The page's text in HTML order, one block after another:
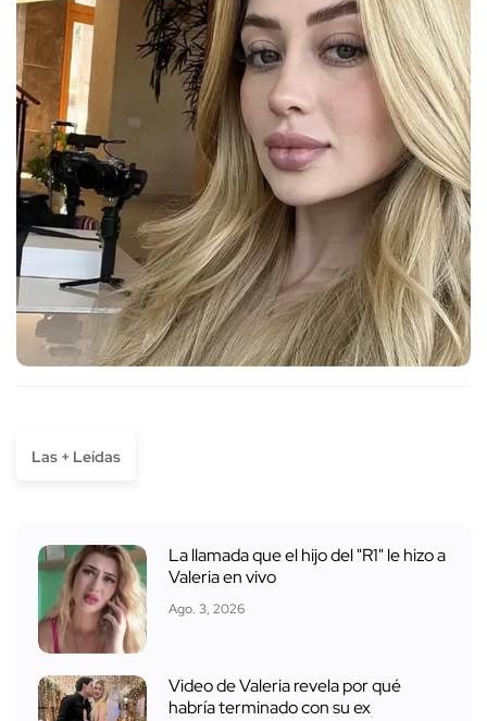
Las + Leídas
La llamada que el hijo del "R1" le hizo a
Valeria en vivo
Ago. 3, 2026
Video de Valeria revela por qué
habría terminado con su ex